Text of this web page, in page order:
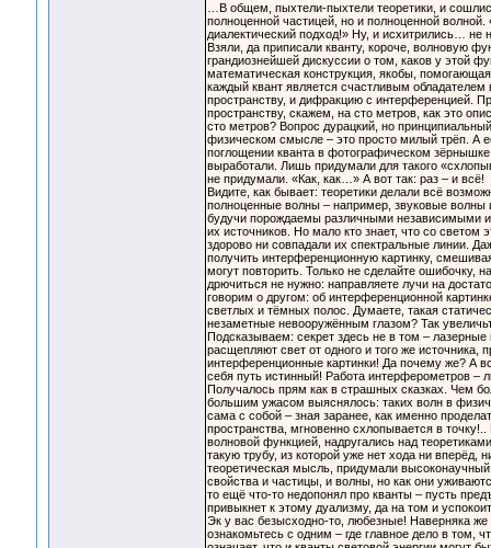
…В общем, пыхтели-пыхтели теоретики, и
полноценной частицей, но и полноценной
диалектический подход!» Ну, и исхитрились… не
Взяли, да приписали кванту, короче, волновую
грандиознейшей дискуссии о том, каков у этой
математическая конструкция, якобы,
каждый квант является счастливым
пространству, и дифракцию с интерференцией.
пространству, скажем, на сто метров, как это
сто метров? Вопрос дурацкий, но
физическом смысле – это просто милый трёп. А
поглощении кванта в фотографическом зёрнышке
выработали. Лишь придумали для такого
не придумали. «Как, как…» А вот так: раз – и всё!
Видите, как бывает: теоретики делали всё
полноценные волны – например, звуковые волны
будучи порождаемы различными независимыми
их источников. Но мало кто знает, что со светом
здорово ни совпадали их спектральные линии.
получить интерференционную картинку,
могут повторить. Только не сделайте ошибочку,
дрючиться не нужно: направляете лучи на
говорим о другом: об интерференционной
светлых и тёмных полос. Думаете, такая
незаметные невооружённым глазом? Так
Подсказываем: секрет здесь не в том –
расщепляют свет от одного и того же источника,
интерференционные картинки! Да почему же? А
себя путь истинный! Работа интерферометров –
Получалось прям как в страшных сказках. Чем
большим ужасом выяснялось: таких волн в
сама с собой – зная заранее, как именно
пространства, мгновенно схлопывается в
волновой функцией, надругались над
такую трубу, из которой уже нет хода ни вперёд,
теоретическая мысль, придумали
свойства и частицы, и волны, но как они
то ещё что-то недопонял про кванты – пусть
привыкнет к этому дуализму, да на том и
Эк у вас безысходно-то, любезные! Наверняка
ознакомьтесь с одним – где главное дело в том,